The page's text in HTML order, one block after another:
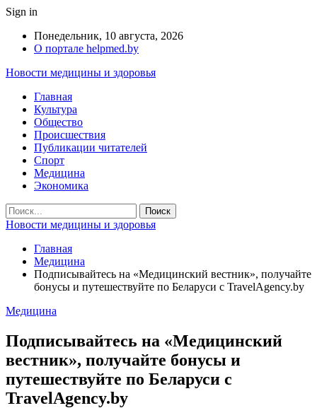
Sign in
Понедельник, 10 августа, 2026
О портале helpmed.by
Новости медицины и здоровья
Главная
Культура
Общество
Происшествия
Публикации читателей
Спорт
Медицина
Экономика
Новости медицины и здоровья
Главная
Медицина
Подписывайтесь на «Медицинский вестник», получайте
бонусы и путешествуйте по Беларуси с TravelAgency.by
Медицина
Подписывайтесь на «Медицинский
вестник», получайте бонусы и
путешествуйте по Беларуси с
TravelAgency.by